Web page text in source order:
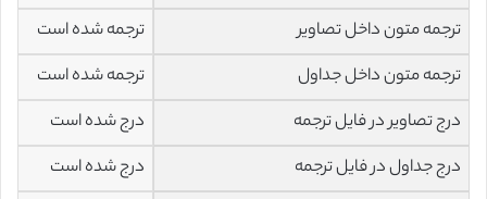
ترجمه متون داخل تصاویر
ترجمه شده است
ترجمه متون داخل جداول
ترجمه شده است
درج تصاویر در فایل ترجمه
درج شده است
درج جداول در فایل ترجمه
درج شده است